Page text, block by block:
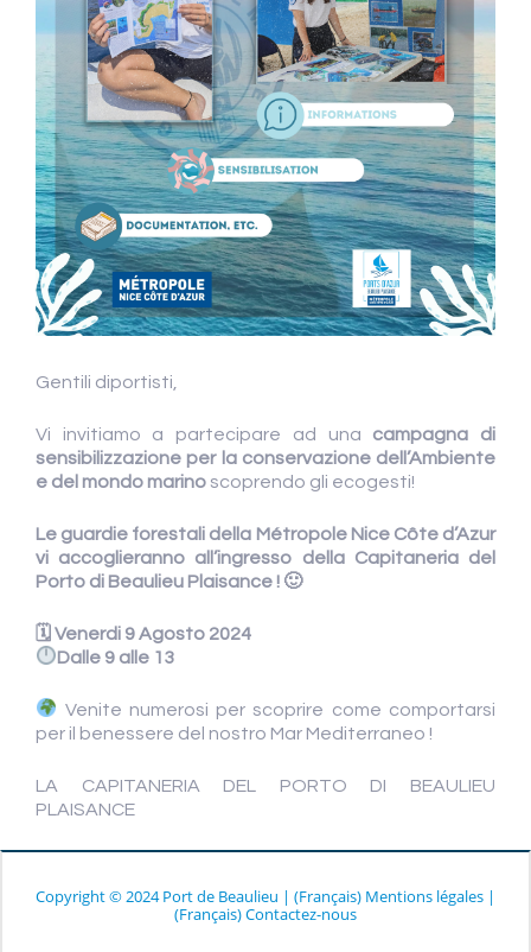
Gentili diportisti,
Vi invitiamo a partecipare ad una campagna di
sensibilizzazione per la conservazione dell’Ambiente
e del mondo marino scoprendo gli ecogesti!
Le guardie forestali della Métropole Nice Côte d’Azur
vi accoglieranno all’ingresso della Capitaneria del
Porto di Beaulieu Plaisance ! 🙂
🗓 Venerdi 9 Agosto 2024
Dalle 9 alle 13
Venite numerosi per scoprire come comportarsi
per il benessere del nostro Mar Mediterraneo !
LA CAPITANERIA DEL PORTO DI BEAULIEU
PLAISANCE
Copyright © 2024 Port de Beaulieu | (Français) Mentions légales |
(Français) Contactez-nous